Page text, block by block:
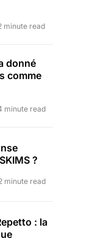
minute read
donné
comme
minute read
?
minute read
: la